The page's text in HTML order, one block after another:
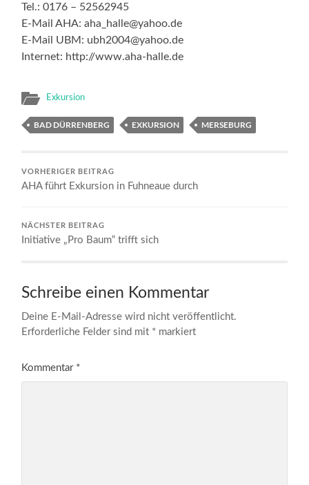
Tel.: 0176 – 52562945
E-Mail AHA: aha_halle@yahoo.de
E-Mail UBM: ubh2004@yahoo.de
Internet: http://www.aha-halle.de
Exkursion
BAD DÜRRENBERG EXKURSION MERSEBURG
VORHERIGER BEITRAG
AHA führt Exkursion in Fuhneaue durch
NÄCHSTER BEITRAG
Initiative „Pro Baum“ trifft sich
Schreibe einen Kommentar
Deine E-Mail-Adresse wird nicht veröffentlicht.
Erforderliche Felder sind mit * markiert
Kommentar *